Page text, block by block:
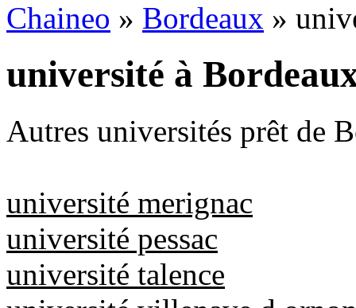
Chaineo » Bordeaux »
université à
Autres universités prêt de
université merignac
université pessac
université talence